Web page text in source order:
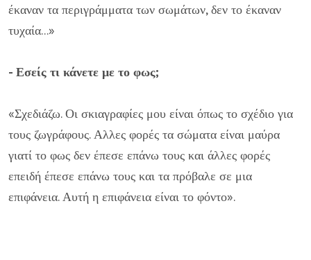
έκαναν τα περιγράμματα των σωμάτων, δεν το έκαναν
τυχαία...»
- Εσείς τι κάνετε με το φως;
«Σχεδιάζω. Οι σκιαγραφίες μου είναι όπως το σχέδιο για
τους ζωγράφους. Αλλες φορές τα σώματα είναι μαύρα
γιατί το φως δεν έπεσε επάνω τους και άλλες φορές
επειδή έπεσε επάνω τους και τα πρόβαλε σε μια
επιφάνεια. Αυτή η επιφάνεια είναι το φόντο».